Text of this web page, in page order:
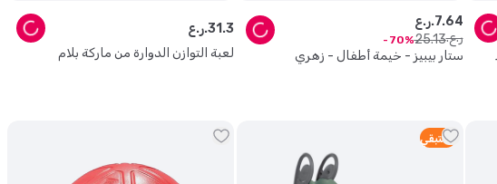
ستار بيبيز - خيمة أطفال - زهري
ر.ع.7.64
ر.ع.
25.13
70
لعبة التوازن الدوارة من ماركة بلام
ر.ع.31 .3
1 متبقي